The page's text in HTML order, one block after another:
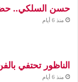
حسن السلكي..
منذ 6 أيام
الناظور تحتفي
منذ 6 أيام